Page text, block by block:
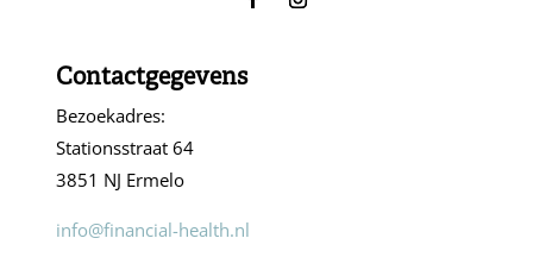
Contactgegevens
Bezoekadres:
Stationsstraat 64
3851 NJ Ermelo
info@financial-health.nl